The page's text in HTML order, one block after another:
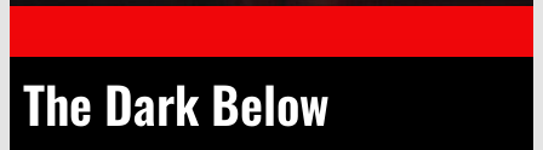
The Dark Below